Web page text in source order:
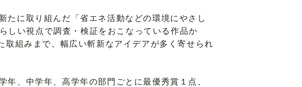
たに取り組んだ「省エネ活動などの環境にやさし
しい視点で調査・検証をおこなっている作品か
組みまで、幅広い斬新なアイデアが多く寄せられ
、中学年、高学年の部門ごとに最優秀賞１点、